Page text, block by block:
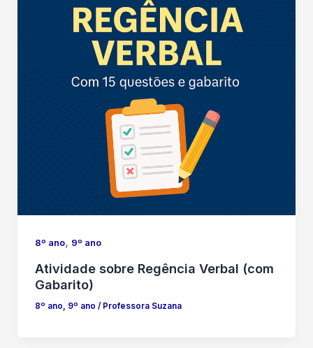
8º ano, 9º ano
Atividade sobre Regência Verbal (com
Gabarito)
8º ano, 9º ano / Professora Suzana